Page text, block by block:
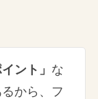
ント」 な
から、フ